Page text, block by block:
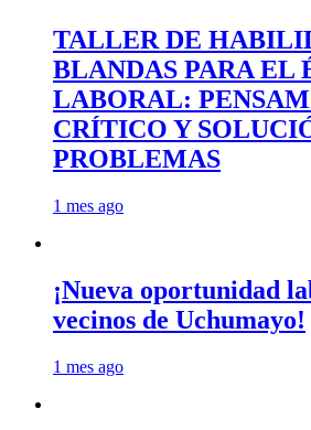
TALLER DE
BLANDAS PARA EL
LABORAL:
CRÍTICO Y
PROBLEMAS
1 mes ago
¡Nueva oportunidad
vecinos de Uchumayo!
1 mes ago